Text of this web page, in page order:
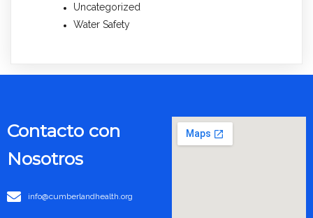
Uncategorized
Water Safety
Contacto con
Nosotros
info@cumberlandhealth.org